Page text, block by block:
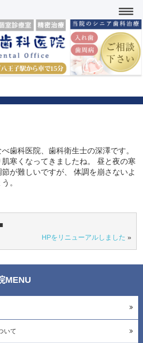
歯科医院、歯科衛生士の深澤です。
寒くなってきましたね。 昼と夜の寒
が難しいですが、 体調を崩さないよ
。
HPをリニューアルしました »
MENU
いて